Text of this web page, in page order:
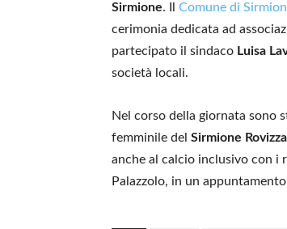
Sirmione. Il Comune di
cerimonia dedicata ad
partecipato il sindaco Luisa
società locali.
Nel corso della giornata sono
femminile del Sirmione Rovizza
anche al calcio inclusivo con i
Palazzolo, in un